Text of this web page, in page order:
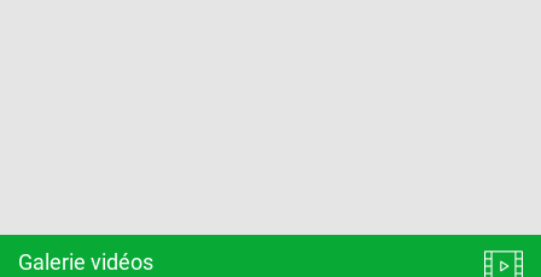
Galerie vidéos